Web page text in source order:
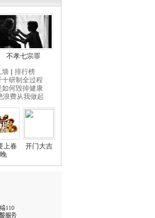
不孝七宗罪
墙 | 排行榜
十研制全过程
如何毁掉健康
浪费从我做起
上春
晚
开门大吉